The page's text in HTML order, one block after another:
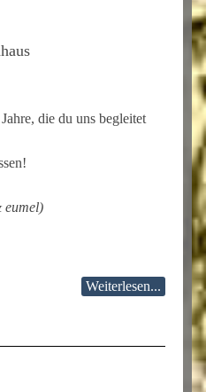
die du uns begleitet
eumel)
Weiterlesen...